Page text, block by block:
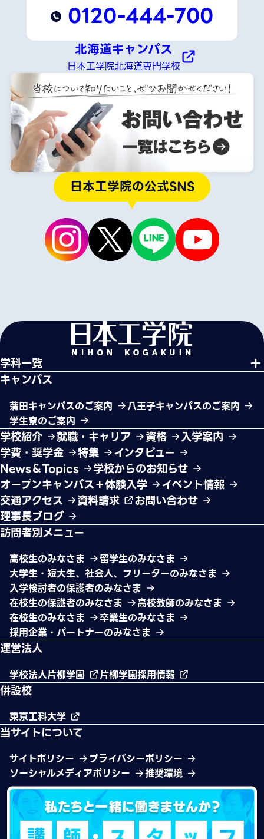
0120-444-700
北海道キャンパス
日本工学院北海道専門学校
日本工学院の公式SNS
学科一覧
キャンパス
蒲田キャンパスのご案内
八王子キャンパスのご案内
学生寮のご案内
学校紹介 就職・キャリア 資格
入学案内
学費・奨学金
特集
インタビュー
News＆Topics
学校からのお知らせ
オープンキャンパス＋体験入学
イベント情報
交通アクセス
資料請求
お問い合わせ
理事長ブログ
訪問者別メニュー
高校生のみなさま
留学生のみなさま
大学生・短大生、社会人、フリーターのみなさま
入学検討者の保護者のみなさま
在校生の保護者のみなさま
高校教師のみなさま
在校生のみなさま
卒業生のみなさま
採用企業・パートナーのみなさま
運営法人
学校法人片柳学園 片柳学園採用情報
併設校
東京工科大学
当サイトについて
サイトポリシー
プライバシーポリシー
ソーシャルメディアポリシー
推奨環境